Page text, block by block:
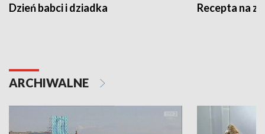
Dzień babci i dziadka Recepta na
ARCHIWALNE